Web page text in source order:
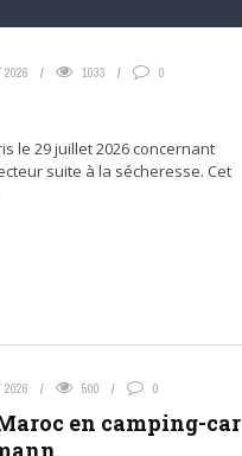
2026 1033 0
le 29 juillet 2026 concernant
suite à la sécheresse. Cet
2026 500 0
en camping-car